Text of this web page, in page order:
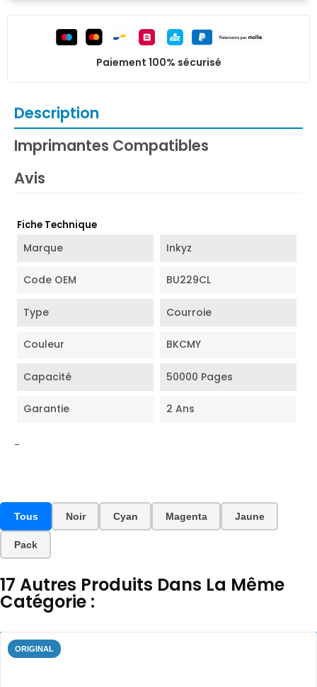
Paiement 100% sécurisé
Description
Imprimantes Compatibles
Avis
Fiche Technique
Marque Inkyz
Code OEM BU229CL
Type Courroie
Couleur BKCMY
Capacité 50000 Pages
Garantie 2 Ans
-
Tous Noir Cyan Magenta Jaune
Pack
17 Autres Produits Dans La Même
Catégorie :
ORIGINAL